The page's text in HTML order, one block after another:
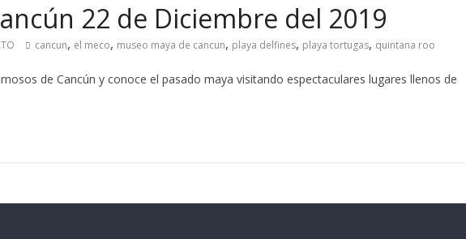
22 de Diciembre del 2019
cancun, el meco, museo maya de cancun, playa delfines, playa tortugas, quintana roo
de Cancún y conoce el pasado maya visitando espectaculares lugares llenos de